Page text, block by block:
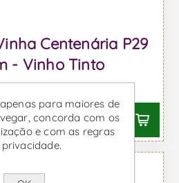
Centenária P29
- Vinho Tinto
IVA incl.
para maiores de
concorda com os
e com as regras